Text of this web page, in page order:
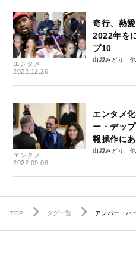
エンタメ
2022.12.26
奇行、熱
2022年を
プ10
山縣みどり
エンタメ
2022.09.08
エンタメ
ー・デッ
報操作に
山縣みどり
TOP タグ一覧 アンバー・ハ